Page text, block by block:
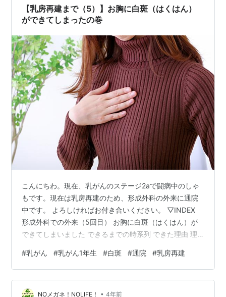
しい色を保持しています。 半年くらいになるでしょう
か？定植中のライム。 ちょっと緑色が濃くな…
【乳房再建まで（5）】お胸に白斑（はくはん）
ができてしまったの巻
こんにちわ。現在、乳がんのステージ2aで闘病中のしゃ
もです。現在は乳房再建のため、形成外科の外来に通院
中です。 よろしければお付き合いください。 ▽INDEX
形成外科での外来（5回目） お胸に白斑（はくはん）が
できてしまいました できるまでの時系列 できた理由 理
トの異常が起きたため ちなみに、乳頭がぽろっと取れる
こともある⁉ 健康上の影響や治療方法の有無 再建手術に
向けて、着々と進んでいる お読みいただき、ありがとう
ございました！
#乳がん #乳がん1年生 #白斑 #通院 #乳房再建
NOメガネ！NOLIFE！ • 4年前